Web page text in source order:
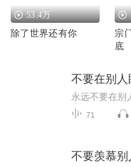
53.4万
除了世界还有你
宗
底
71
不要羡慕